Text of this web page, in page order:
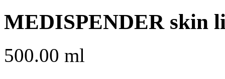
MEDISPENDER skin
500.00 ml